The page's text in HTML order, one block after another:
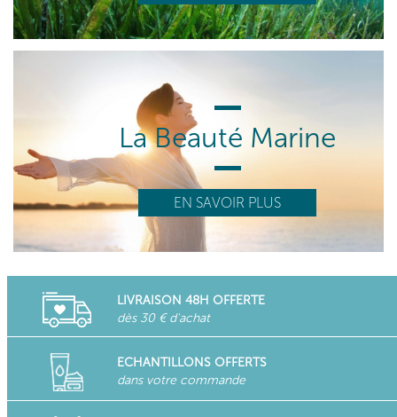
La Beauté Marine
EN SAVOIR PLUS
LIVRAISON 48H OFFERTE
dès 30 € d'achat
ECHANTILLONS OFFERTS
dans votre commande